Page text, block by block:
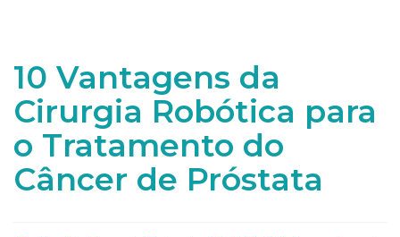
10 Vantagens da
Cirurgia Robótica para
o Tratamento do
Câncer de Próstata